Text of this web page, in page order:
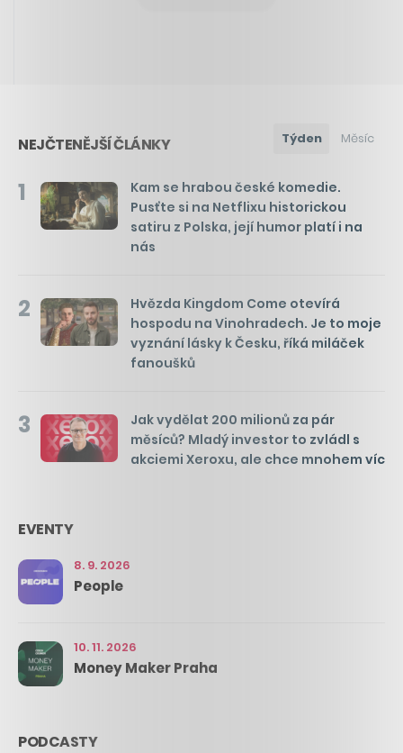
NEJČTENĚJŠÍ ČLÁNKY Týden Měsíc
1
Kam se hrabou české komedie.
Pusťte si na Netflixu historickou
satiru z Polska, její humor platí i na
nás
2
Hvězda Kingdom Come otevírá
hospodu na Vinohradech. Je to moje
vyznání lásky k Česku, říká miláček
fanoušků
3
Jak vydělat 200 milionů za pár
měsíců? Mladý investor to zvládl s
akciemi Xeroxu, ale chce mnohem víc
EVENTY
8. 9. 2026
People
10. 11. 2026
Money Maker Praha
PODCASTY